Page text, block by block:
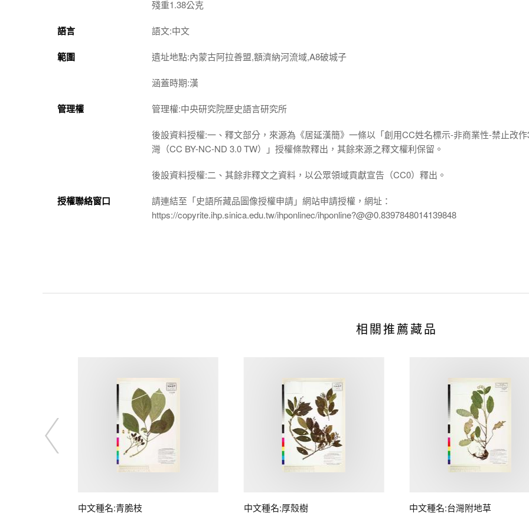
殘重1.38公克
語言 語文:中文
範圍 遺址地點:內蒙古阿拉善盟,額濟納河流域,A8破城子
涵蓋時期:漢
管理權 管理權:中央研究院歷史語言研究所
後設資料授權:一、釋文部分，來源為《居延漢簡》一條以「創用CC姓名標示-非商業性-禁止改
灣（CC BY-NC-ND 3.0 TW）」授權條款釋出，其餘來源之釋文權利保留。
後設資料授權:二、其餘非釋文之資料，以公眾領域貢獻宣告（CC0）釋出。
授權聯絡窗口
請連結至「史語所藏品圖像授權申請」網站申請授權，網址：
https://copyrite.ihp.sinica.edu.tw/ihponlinec/ihponline?@@0.8397848014139848
相關推薦藏品
中文種名:青脆枝 中文種名:厚殼樹 中文種名:台灣附地草